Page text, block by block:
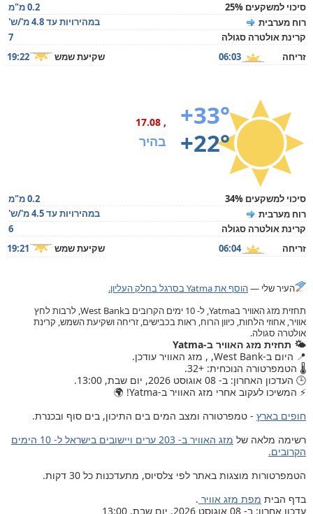
סיכוי למשקעים 25%
0.2 מ"מ
רוח מערבית
במהירויות עד 4.8 מ'/ש'
קרינת אולטרה סגולה
7
זריחה
06:03 שקיעת שמש 19:22
+33°
+22°
, 17.08
בהיר
סיכוי למשקעים 34%
0.2 מ"מ
רוח מערבית
במהירויות עד 4.5 מ'/ש'
קרינת אולטרה סגולה
6
זריחה
06:04 שקיעת שמש 19:21
העיר שלי —הוסף את Yatma בסרגל בחלק העליון.
תחזית מזג האוויר בYatma, ל- 10 ימים הקרובים בWest Bank, לרבות לחץ
אוויר, אחוזי הלחות, כיוון הרוח, ראות בכבישים, זריחה ושקיעת השמש, קרינת
אולטרה סגולה.
🌤️ תחזית מזג האוויר ב-Yatma
📍 היום ב-West Bank, , מזג האוויר עודכן.
🌡️ הטמפרטורה הנוכחית: +32.
🕒 העדכון האחרון: ב- 08 אוגוסט 2026, יום שבת, 13:00.
⚡ המשיכו לעקוב אחרי מזג האוויר ב-Yatma! 🌍
חופים בארץ - טמפרטורה ומצב המים בים התיכון, בים סוף ובכנרת.
רשימה מלאה של
מזג האוויר ב- 203 ערים ויישובים בישראל ל- 10 הימים
הקרובים.
הטמפרטורות מוצגות באתר לפי צלסיוס, מתעדכנות כל 30 דקות.
בדף הבית מפת מזג אוויר .
עדכון אחרון: ב- 08 אוגוסט 2026, יום שבת, 13:00